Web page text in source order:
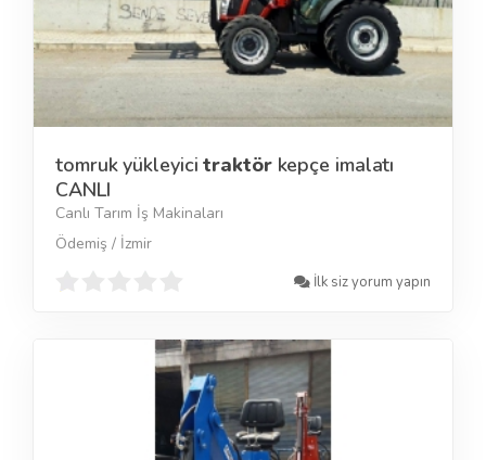
tomruk yükleyicitraktörkepçe imalatı
CANLI
Canlı Tarım İş Makinaları
Ödemiş / İzmir
İlk siz yorum yapın